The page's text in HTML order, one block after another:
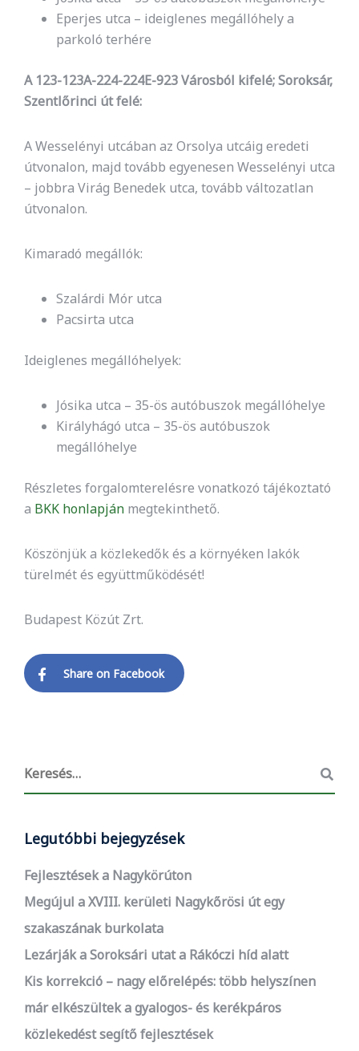
Eperjes utca – ideiglenes megállóhely a
parkoló terhére
A 123-123A-224-224E-923 Városból kifelé; Soroksár,
Szentlőrinci út felé:
A Wesselényi utcában az Orsolya utcáig eredeti
útvonalon, majd tovább egyenesen Wesselényi utca
– jobbra Virág Benedek utca, tovább változatlan
útvonalon.
Kimaradó megállók:
Szalárdi Mór utca
Pacsirta utca
Ideiglenes megállóhelyek:
Jósika utca – 35-ös autóbuszok megállóhelye
Királyhágó utca – 35-ös autóbuszok
megállóhelye
Részletes forgalomterelésre vonatkozó tájékoztató
a BKK honlapján megtekinthető.
Köszönjük a közlekedők és a környéken lakók
türelmét és együttműködését!
Budapest Közút Zrt.
Share on Facebook
Legutóbbi bejegyzések
Fejlesztések a Nagykörúton
Megújul a XVIII. kerületi Nagykőrösi út egy
szakaszának burkolata
Lezárják a Soroksári utat a Rákóczi híd alatt
Kis korrekció – nagy előrelépés: több helyszínen
már elkészültek a gyalogos- és kerékpáros
közlekedést segítő fejlesztések